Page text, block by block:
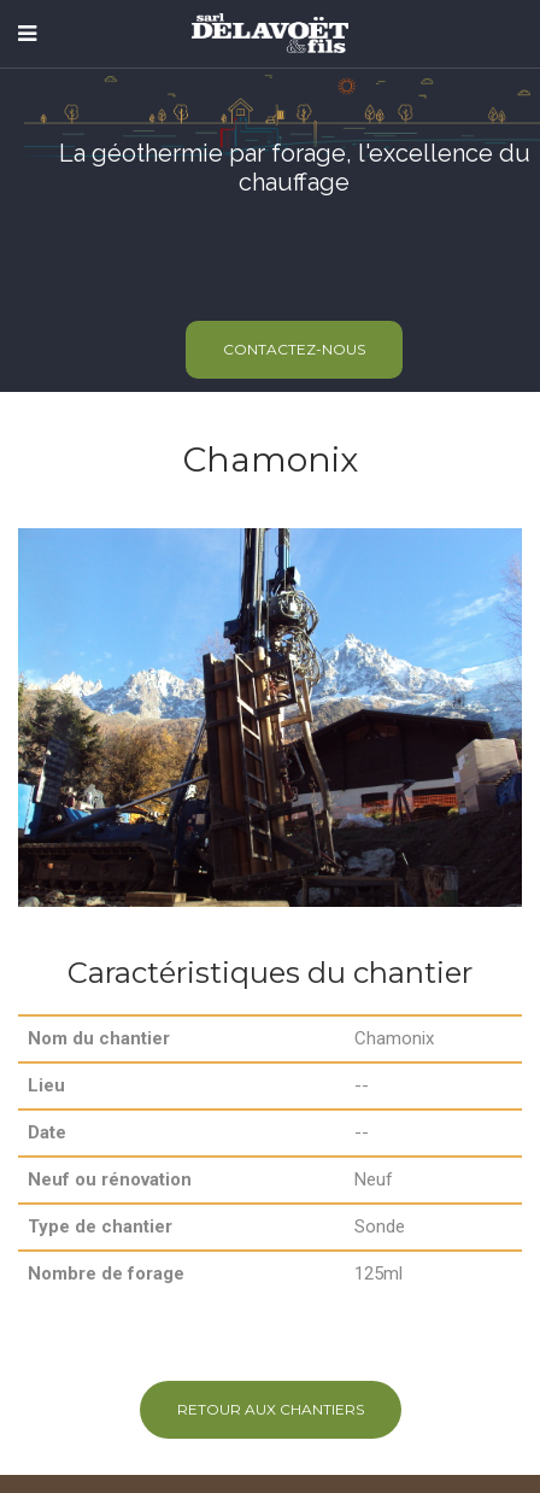
La géothermie par forage, l'excellence du
chauffage
CONTACTEZ-NOUS
Chamonix
Caractéristiques du chantier
Nom du chantier Chamonix
Lieu --
Date --
Neuf ou rénovation Neuf
Type de chantier Sonde
Nombre de forage ​125ml
RETOUR AUX CHANTIERS